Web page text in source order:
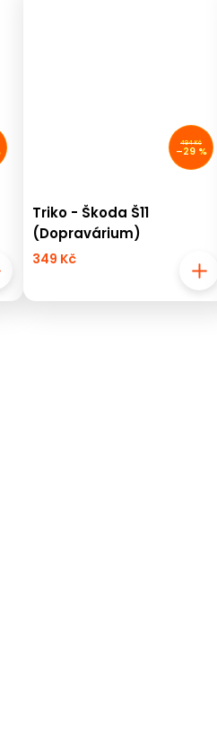
494 Kč
–29 %
Triko - Škoda Š11
(Dopravárium)
349 Kč